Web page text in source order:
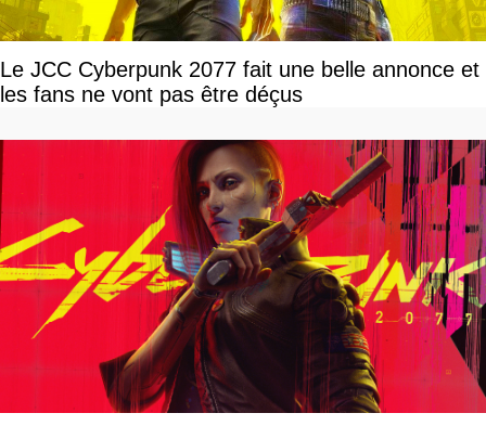
Le JCC Cyberpunk 2077 fait une belle annonce et
les fans ne vont pas être déçus